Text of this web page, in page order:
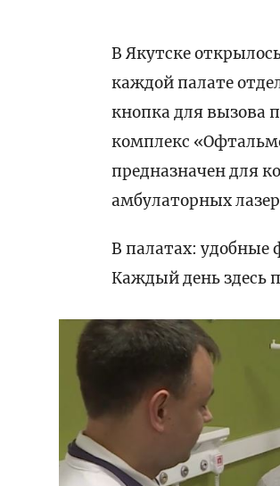
В Якутске
каждой палате
кнопка для вызова
комплекс
предназначен для
амбулаторных
В палатах: удобные
Каждый день здесь